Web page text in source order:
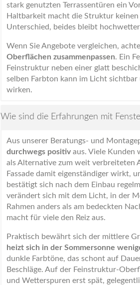
stark genutzten Terrassentüren ein
Haltbarkeit macht die Struktur keinen
Unterschied, beides bleibt
Wenn Sie Angebote vergleichen,
Oberflächen zusammenpassen. Ein
Feinstruktur neben einer glatt
selben Farbton kann im Licht
wirken.
Wie sind die Erfahrungen mit
Aus unserer Beratungs- und
durchwegs positiv aus. Viele Kunden
als Alternative zum weit verbreiteten
Fassade damit eigenständiger wirkt,
bestätigt sich nach dem Einbau
verändert sich mit dem Licht, in der
Rahmen anders als am bedeckten
macht für viele den Reiz aus.
Praktisch bewährt sich der mittlere
heizt sich in der Sommersonne
dunkle Farbtöne, das schont auf
Beschläge. Auf der Feinstruktur-
und Wetterspuren erst spät,